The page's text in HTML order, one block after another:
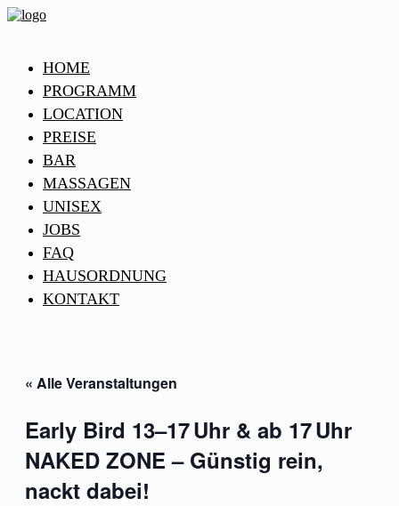
HOME
PROGRAMM
LOCATION
PREISE
BAR
MASSAGEN
UNISEX
JOBS
FAQ
HAUSORDNUNG
KONTAKT
« Alle Veranstaltungen
Early Bird 13–17 Uhr & ab 17 Uhr
NAKED ZONE – Günstig rein,
nackt dabei!